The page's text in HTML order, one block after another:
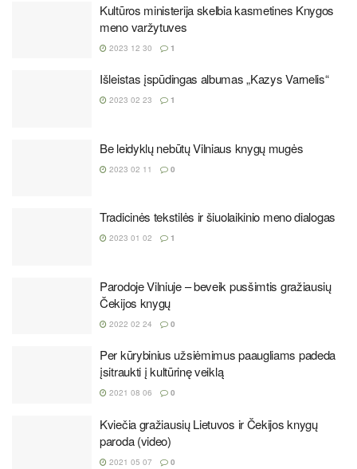
Kultūros ministerija skelbia kasmetines Knygos
meno varžytuves
2023 12 30 1
Išleistas įspūdingas albumas „Kazys Varnelis“
2023 02 23 1
Be leidyklų nebūtų Vilniaus knygų mugės
2023 02 11 0
Tradicinės tekstilės ir šiuolaikinio meno dialogas
2023 01 02 1
Parodoje Vilniuje – beveik pusšimtis gražiausių
Čekijos knygų
2022 02 24 0
Per kūrybinius užsiėmimus paaugliams padeda
įsitraukti į kultūrinę veiklą
2021 08 06 0
Kviečia gražiausių Lietuvos ir Čekijos knygų
paroda (video)
2021 05 07 0